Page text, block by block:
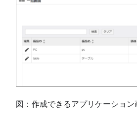
図：作成できるアプリケーション